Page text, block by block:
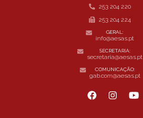
253 204 220
253 204 224
GERAL:
info@aesas.pt
SECRETARIA:
secretaria@aesas.pt
COMUNICAÇÃO:
gab.com@aesas.pt